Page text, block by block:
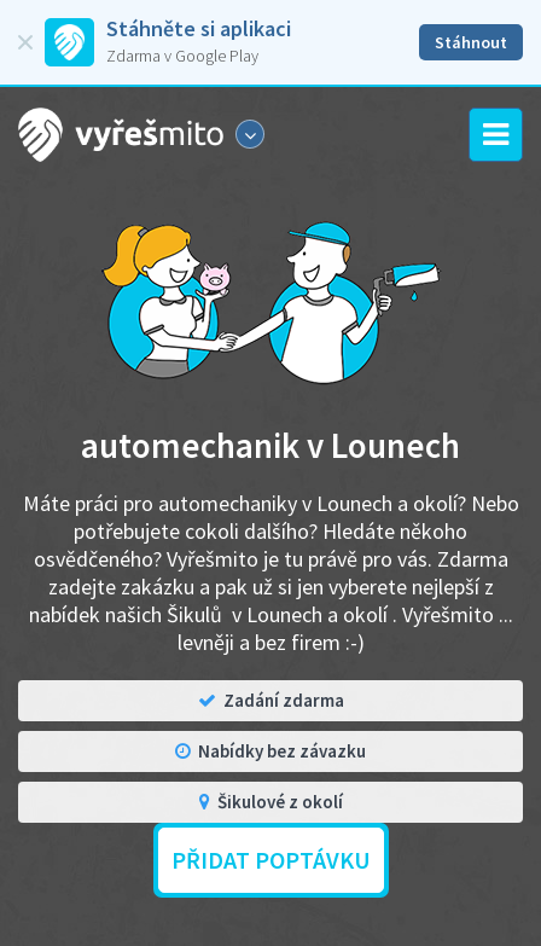
Stáhněte si aplikaci
Zdarma v Google Play
Stáhnout
automechanik v Lounech
Máte práci pro automechaniky v Lounech a okolí? Nebo
potřebujete cokoli dalšího? Hledáte někoho
osvědčeného? Vyřešmito je tu právě pro vás. Zdarma
zadejte zakázku a pak už si jen vyberete nejlepší z
nabídek našich Šikulů v Lounech a okolí . Vyřešmito ...
levněji a bez firem :-)
Zadání zdarma
Nabídky bez závazku
Šikulové z okolí
PŘIDAT POPTÁVKU